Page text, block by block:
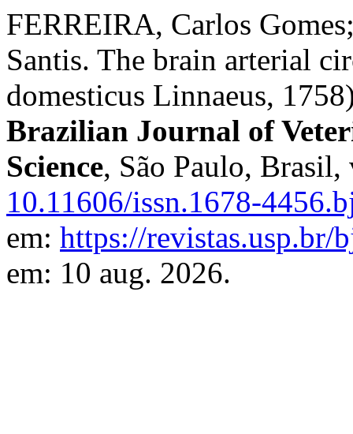
FERREIRA, Carlos
Santis. The brain arterial
domesticus Linnaeus,
Brazilian Journal of
Science, São Paulo,
10.11606/issn.1678-
em: https://revistas.usp.br/
em: 10 aug. 2026.